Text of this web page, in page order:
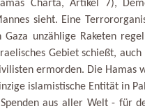
Charta, Artikel 7),
sieht. Eine
Gaza unzählige Raketen
Gebiet schießt,
ermorden. Die Hamas
islamistische Entität in
aus aller Welt - für